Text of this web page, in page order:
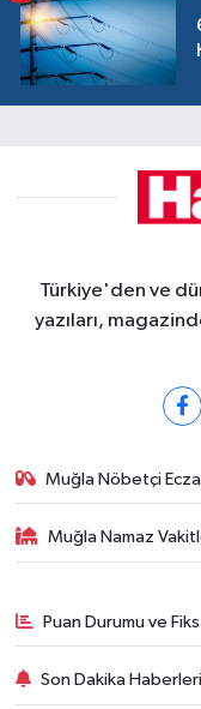
Türkiye'den ve
yazıları,
Muğla Nöbetçi
Muğla Namaz
Puan Durumu ve
Son Dakika Haberleri